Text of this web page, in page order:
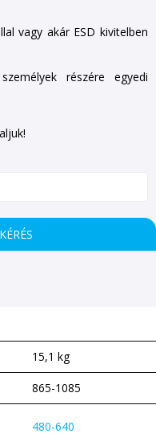
vagy akár ESD kivitelben
részére egyedi
15,1 kg
865-1085
480-640